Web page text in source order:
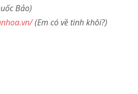
Bảo)
(Em có về tinh khôi?)